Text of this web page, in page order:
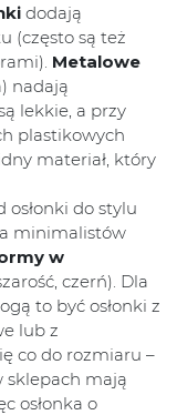
dodają
(często są też
Metalowe
nadają
lekkie, a przy
plastikowych
materiał, który
osłonki do stylu
minimalistów
w
czerń). Dla
to być osłonki z
lub z
co do rozmiaru –
sklepach mają
osłonka o